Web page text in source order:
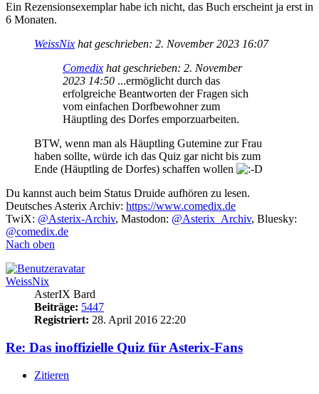
Ein Rezensionsexemplar habe ich nicht, das Buch erscheint ja erst in
6 Monaten.
WeissNix hat geschrieben: 2. November 2023 16:07
Comedix hat geschrieben: 2. November
2023 14:50 ...ermöglicht durch das
erfolgreiche Beantworten der Fragen sich
vom einfachen Dorfbewohner zum
Häuptling des Dorfes emporzuarbeiten.
BTW, wenn man als Häuptling Gutemine zur Frau
haben sollte, würde ich das Quiz gar nicht bis zum
Ende (Häuptling de Dorfes) schaffen wollen
Du kannst auch beim Status Druide aufhören zu lesen.
Deutsches Asterix Archiv: https://www.comedix.de
TwiX: @Asterix-Archiv, Mastodon: @Asterix_Archiv, Bluesky:
@comedix.de
Nach oben
WeissNix
AsterIX Bard
Beiträge: 5447
Registriert: 28. April 2016 22:20
Re: Das inoffizielle Quiz für Asterix-Fans
Zitieren